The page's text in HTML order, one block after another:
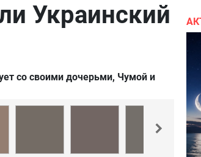
Украинский
со своими дочерьми, Чумой и